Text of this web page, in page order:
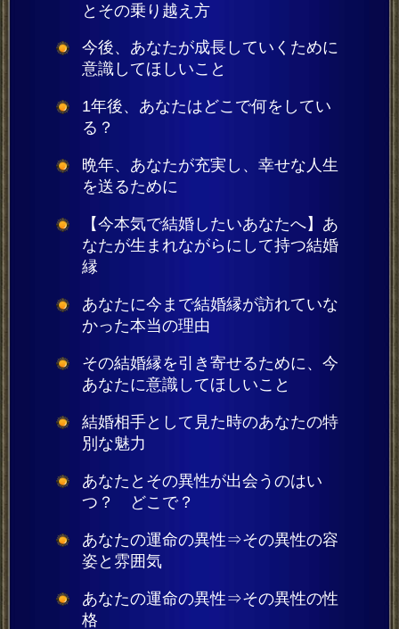
とその乗り越え方
今後、あなたが成長していくために
意識してほしいこと
1年後、あなたはどこで何をしてい
る？
晩年、あなたが充実し、幸せな人生
を送るために
【今本気で結婚したいあなたへ】あ
なたが生まれながらにして持つ結婚
縁
あなたに今まで結婚縁が訪れていな
かった本当の理由
その結婚縁を引き寄せるために、今
あなたに意識してほしいこと
結婚相手として見た時のあなたの特
別な魅力
あなたとその異性が出会うのはい
つ？ どこで？
あなたの運命の異性⇒その異性の容
姿と雰囲気
あなたの運命の異性⇒その異性の性
格